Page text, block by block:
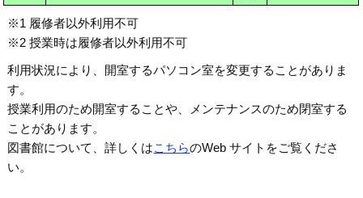
※1 履修者以外利用不可
※2 授業時は履修者以外利用不可
利用状況により、開室するパソコン室を変更することがありま
す。
授業利用のため開室することや、メンテナンスのため閉室する
ことがあります。
図書館について、詳しくはこちらのWeb サイトをご覧くださ
い。